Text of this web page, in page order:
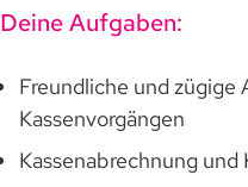
Deine Aufgaben:
Freundliche und zügige
Kassenvorgängen
Kassenabrechnung und